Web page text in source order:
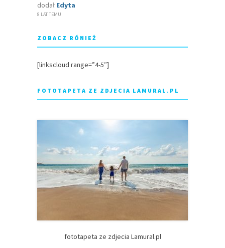
dodał Edyta
8 LAT TEMU
ZOBACZ RÓNIEŻ
[linkscloud range=”4-5″]
FOTOTAPETA ZE ZDJECIA LAMURAL.PL
fototapeta ze zdjecia Lamural.pl